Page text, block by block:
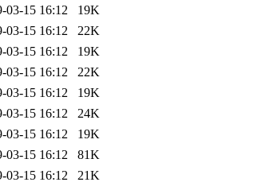
03-15 16:12
19K
03-15 16:12
22K
03-15 16:12
19K
03-15 16:12
22K
03-15 16:12
19K
03-15 16:12
24K
03-15 16:12
19K
03-15 16:12
81K
03-15 16:12 21K